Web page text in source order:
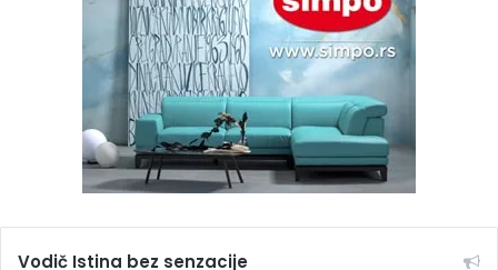
Vodič Istina bez senzacije